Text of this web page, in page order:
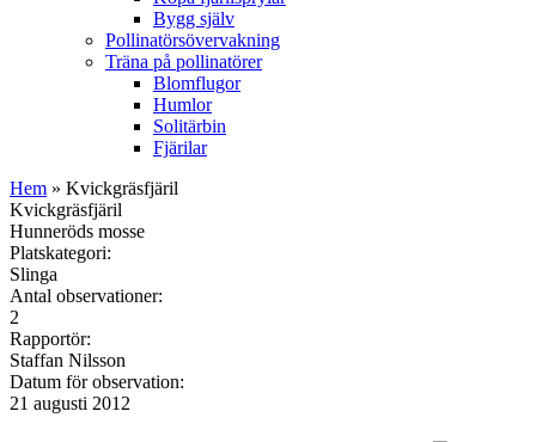
Bygg själv
Pollinatörsövervakning
Träna på pollinatörer
Blomflugor
Humlor
Solitärbin
Fjärilar
Hem » Kvickgräsfjäril
Kvickgräsfjäril
Hunneröds mosse
Platskategori:
Slinga
Antal observationer:
2
Rapportör:
Staffan Nilsson
Datum för observation:
21 augusti 2012